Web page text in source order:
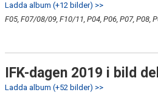
Ladda album (+12 bilder) >>
F05, F07/08/09, F10/11, P04, P06, P07, P08,
IFK-dagen 2019 i bild
Ladda album (+52 bilder) >>